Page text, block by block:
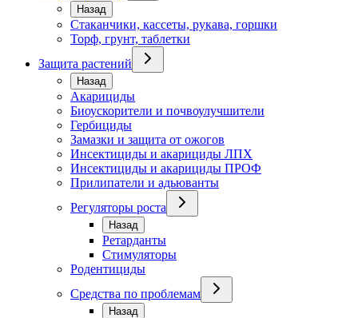
Назад
Стаканчики, кассеты, рукава, горшки
Торф, грунт, таблетки
Защита растений
Назад
Акарициды
Биоускорители и почвоулучшители
Гербициды
Замазки и защита от ожогов
Инсектициды и акарициды ЛПХ
Инсектициды и акарициды ПРОФ
Прилипатели и адьюванты
Регуляторы роста
Назад
Ретарданты
Стимуляторы
Родентициды
Средства по проблемам
Назад